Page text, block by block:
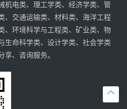

机电类、理工学类、经济学类、管
、交通运输类、材料类、海洋工程
、环境科学与工程类、矿业类、物
生命科学类、设计学类、社会学类
享、咨询服务。